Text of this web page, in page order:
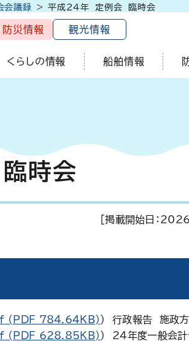
防災情報 観光情報
くらしの情報 船舶情報
会議録 平成24年 定例会 臨時会
時会
[掲載開始日：
(PDF 784.64KB) ） 行政報告 施政
(PDF 628.85KB) ） 24年度一般会